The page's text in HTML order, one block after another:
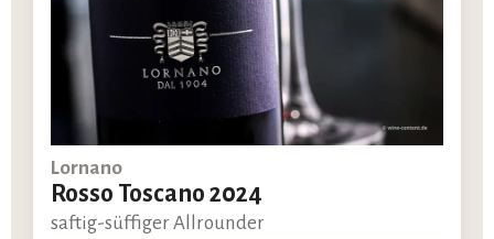
Lornano
Rosso Toscano 2024
saftig-süffiger Allrounder